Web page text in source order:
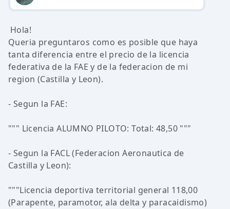
Hola!
Queria preguntaros como es posible que haya
tanta diferencia entre el precio de la licencia
federativa de la FAE y de la federacion de mi
region (Castilla y Leon).
- Segun la FAE:
""" Licencia ALUMNO PILOTO: Total: 48,50 """
- Segun la FACL (Federacion Aeronautica de
Castilla y Leon):
"""Licencia deportiva territorial general 118,00 
(Parapente, paramotor, ala delta y paracaidismo)